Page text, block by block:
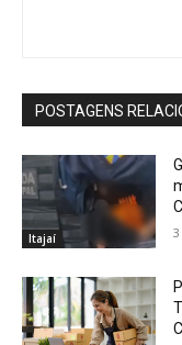
POSTAGENS
Itajaí